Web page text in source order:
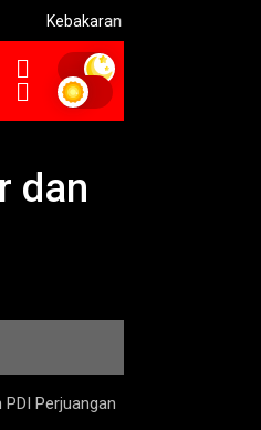
Bromo Meluas Pemadaman
dan
Perjuangan